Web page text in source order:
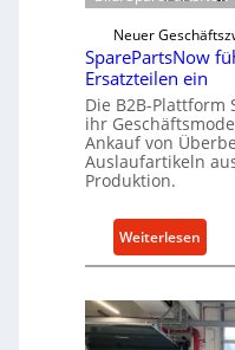
k
t
A
n
t
i
e
b
w
i
c
k
e
l
t
0
-
l
a
Neuer
SparePartsNow
Ersatzteilen ein
Die B2B-Plattform
ihr
Ankauf von
Auslaufartikeln
Produktion.
Weiterlesen:
S
a
r